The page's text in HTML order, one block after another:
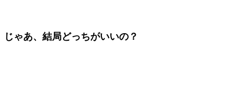
じゃあ、結局どっちがいいの？